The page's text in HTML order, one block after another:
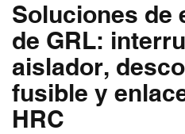
Soluciones de
de GRL:
aislador,
fusible y
HRC